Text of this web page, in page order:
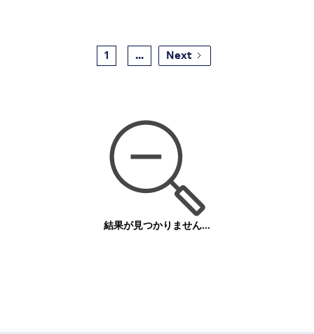
1 ... Next
結果が見つかりません...